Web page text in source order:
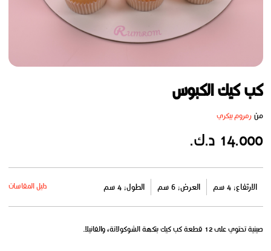
كب كيك الكبوس
منرمروم بيكري
14.000 د.ك.
الارتفاع: 4 سم العرض: 6 سم الطول: 4 سم دليل المقاسات
صينية تحتوي على 12 قطعة كب كيك بنكهة الشوكولاتة، والفانيلا.